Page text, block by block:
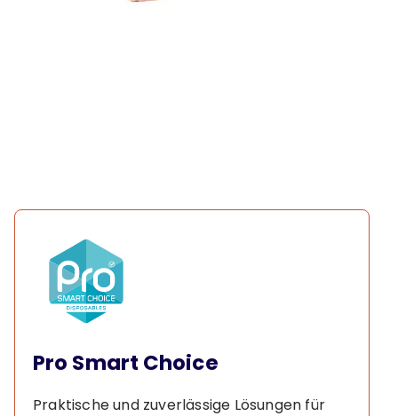
Pro Smart Choice
Praktische und zuverlässige Lösungen für